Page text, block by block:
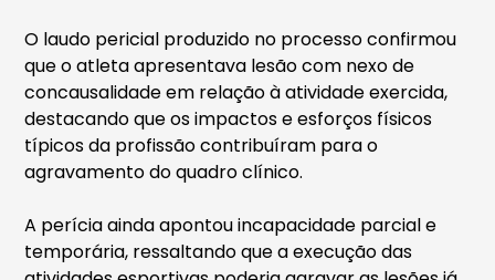
O laudo pericial produzido no processo confirmou
que o atleta apresentava lesão com nexo de
concausalidade em relação à atividade exercida,
destacando que os impactos e esforços físicos
típicos da profissão contribuíram para o
agravamento do quadro clínico.
A perícia ainda apontou incapacidade parcial e
temporária, ressaltando que a execução das